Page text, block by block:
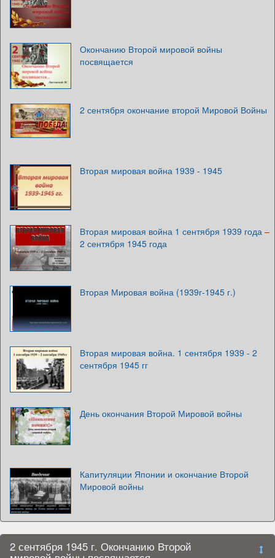
Окончанию Второй мировой войны
посвящается
2 сентября окончание второй Мировой Войны
Вторая мировая война 1939 - 1945
Вторая мировая война 1 сентября 1939 года –
2 сентября 1945 года
Вторая Мировая война (1939г-1945 г.)
Вторая мировая война. 1 сентября 1939 - 2
сентября 1945 гг
День окончания Второй Мировой войны
Капитуляции Японии и окончание Второй
Мировой войны
2 сентября 1945 г. Окончанию Второй